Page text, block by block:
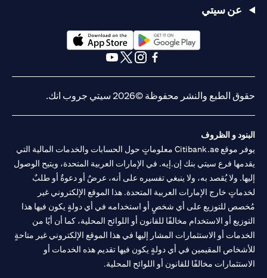
عن سيتي
opens in a new tab
opens in a new tab
حقوق الطبع والنشر محفوظة ©2026 سيتي جروب انك.
البنود و الظروف
يوفر موقع Citibank.ae معلوماتٍ حول الحسابات والخدمات المالية التي
يقدمها فرع سيتي بنك إن.إيه. في الإمارات العربية المتحدة، ويتيح الوصول
إليها. ولا يُقصد به، ولا ينبغي تفسيره على أنه، عرضٌ أو دعوةٌ أو طلبٌ
لخدماتٍ خارج الإمارات العربية المتحدة. هذا الموقع الإلكتروني غير
مُخصص للتوزيع على أي شخصٍ أو استخدامه في أي دولةٍ يكون فيها هذا
التوزيع أو الاستخدام مخالفًا للقانون أو اللوائح المحلية، كما أن أيًا من
الخدمات أو الاستثمارات المشار إليها في هذا الموقع الإلكتروني غير متاحةٍ
للأشخاص المقيمين في أي دولةٍ يكون فيها تقديم هذه الخدمات أو
الاستثمارات مخالفًا للقانون أو اللوائح المحلية.